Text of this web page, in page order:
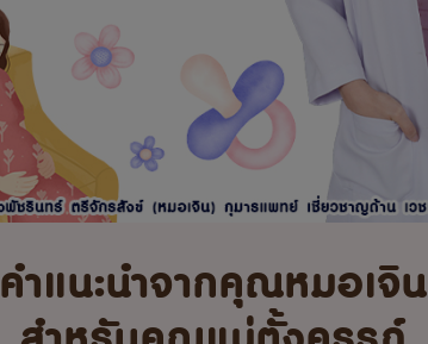
คำแนะนำจากคุณหมอเจิน